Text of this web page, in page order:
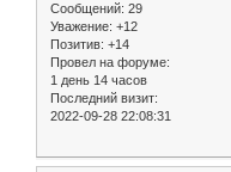
Сообщений: 29
Уважение: +12
Позитив: +14
Провел на форуме:
1 день 14 часов
Последний визит:
2022-09-28 22:08:31